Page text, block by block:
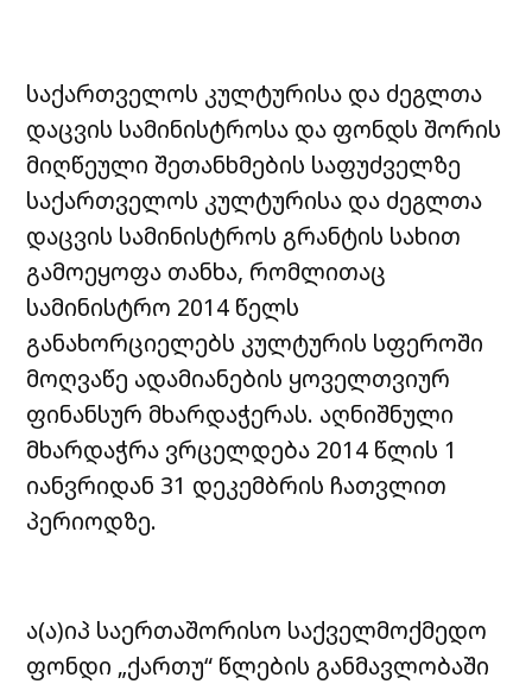
საქართველოს კულტურისა და ძეგლთა
დაცვის სამინისტროსა და ფონდს შორის
მიღწეული შეთანხმების საფუძველზე
საქართველოს კულტურისა და ძეგლთა
დაცვის სამინისტროს გრანტის სახით
გამოეყოფა თანხა, რომლითაც
სამინისტრო 2014 წელს
განახორციელებს კულტურის სფეროში
მოღვაწე ადამიანების ყოველთვიურ
ფინანსურ მხარდაჭერას. აღნიშნული
მხარდაჭრა ვრცელდება 2014 წლის 1
იანვრიდან 31 დეკემბრის ჩათვლით
პერიოდზე.
ა(ა)იპ საერთაშორისო საქველმოქმედო
ფონდი „ქართუ“ წლების განმავლობაში